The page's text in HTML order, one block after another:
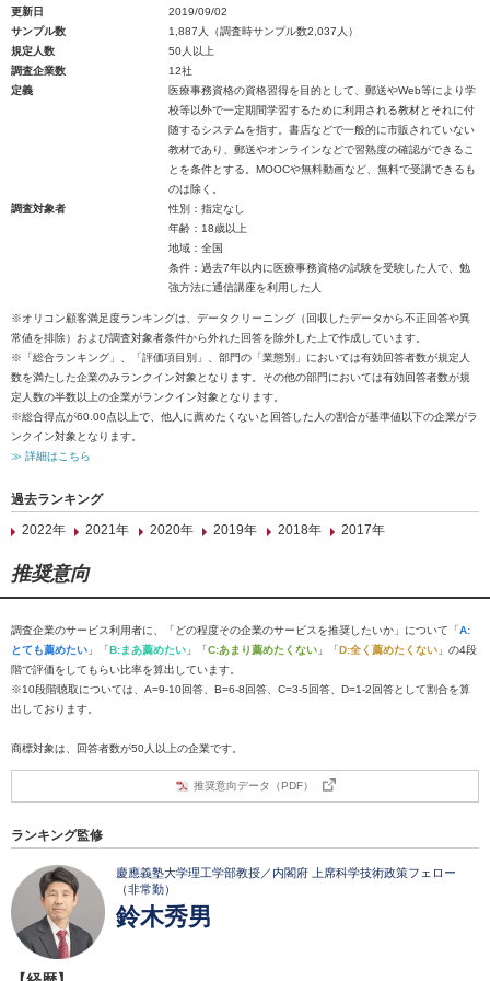
更新日
2019/09/02
サンプル数
1,887人（調査時サンプル数2,037人）
規定人数
50人以上
調査企業数
12社
定義
医療事務資格の資格習得を目的として、郵送やWeb等により学
校等以外で一定期間学習するために利用される教材とそれに付
随するシステムを指す。書店などで一般的に市販されていない
教材であり、郵送やオンラインなどで習熟度の確認ができるこ
とを条件とする。MOOCや無料動画など、無料で受講できるも
のは除く。
調査対象者
性別：指定なし
年齢：18歳以上
地域：全国
条件：過去7年以内に医療事務資格の試験を受験した人で、勉
強方法に通信講座を利用した人
※オリコン顧客満足度ランキングは、データクリーニング（回収したデータから不正回答や異
常値を排除）および調査対象者条件から外れた回答を除外した上で作成しています。
※「総合ランキング」、「評価項目別」、部門の「業態別」においては有効回答者数が規定人
数を満たした企業のみランクイン対象となります。その他の部門においては有効回答者数が規
定人数の半数以上の企業がランクイン対象となります。
※総合得点が60.00点以上で、他人に薦めたくないと回答した人の割合が基準値以下の企業がラ
ンクイン対象となります。
≫ 詳細はこちら
過去ランキング
2022年
2021年 2020年 2019年 2018年 2017年
推奨意向
調査企業のサービス利用者に、「どの程度その企業のサービスを推奨したいか」について「A:
とても薦めたい 」「B:まあ薦めたい 」「C:あまり薦めたくない 」「D:全く薦めたくない 」の4段
階で評価をしてもらい比率を算出しています。
※10段階聴取については、A=9-10回答、B=6-8回答、C=3-5回答、D=1-2回答として割合を算
出しております。
商標対象は、回答者数が50人以上の企業です。
推奨意向データ（PDF）
ランキング監修
慶應義塾大学理工学部教授／内閣府 上席科学技術政策フェロー
（非常勤）
鈴木秀男